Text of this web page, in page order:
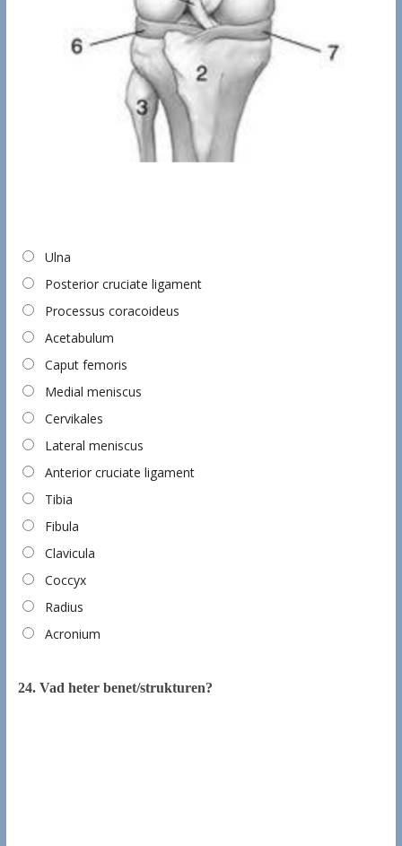
Ulna
Posterior cruciate ligament
Processus coracoideus
Acetabulum
Caput femoris
Medial meniscus
Cervikales
Lateral meniscus
Anterior cruciate ligament
Tibia
Fibula
Clavicula
Coccyx
Radius
Acronium
24. Vad heter benet/strukturen?